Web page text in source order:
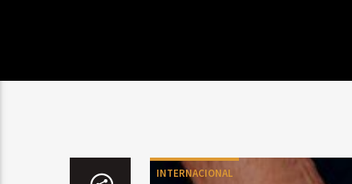
INTERNACIONAL